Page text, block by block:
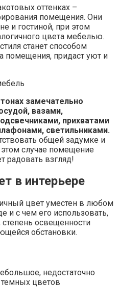
оттенках –
помещения. Они
и гостиной, при этом
цвета мебелью.
станет способом
помещения, придаст уют и
замечательно
вазами,
прихватами
светильниками.
общей задумке и
случае помещение
радовать взгляд!
в интерьере
цвет уместен в любом
и с чем его использовать,
освещенности
обстановки.
недостаточно
цветов